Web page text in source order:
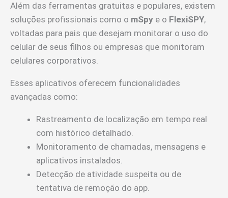
Além das ferramentas gratuitas e populares, existem
soluções profissionais como o mSpy e o FlexiSPY,
voltadas para pais que desejam monitorar o uso do
celular de seus filhos ou empresas que monitoram
celulares corporativos.
Esses aplicativos oferecem funcionalidades
avançadas como:
Rastreamento de localização em tempo real
com histórico detalhado.
Monitoramento de chamadas, mensagens e
aplicativos instalados.
Detecção de atividade suspeita ou de
tentativa de remoção do app.